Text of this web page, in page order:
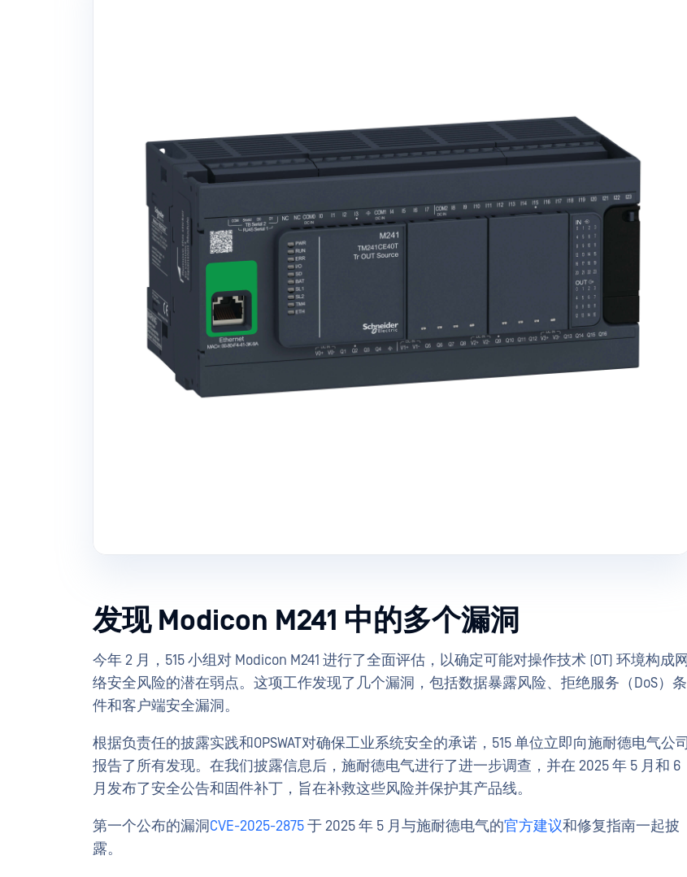
发现 Modicon M241 中的多个漏洞
今年 2 月，515 小组对 Modicon M241 进行了全面评估，以确定可能对操作技术 (OT) 环境构成网
络安全风险的潜在弱点。这项工作发现了几个漏洞，包括数据暴露风险、拒绝服务（DoS）条
件和客户端安全漏洞。
根据负责任的披露实践和OPSWAT对确保工业系统安全的承诺，515 单位立即向施耐德电气公司
报告了所有发现。在我们披露信息后，施耐德电气进行了进一步调查，并在 2025 年 5 月和 6
月发布了安全公告和固件补丁，旨在补救这些风险并保护其产品线。
第一个公布的漏洞CVE-2025-2875于 2025 年 5 月与施耐德电气的官方建议和修复指南一起披
露。